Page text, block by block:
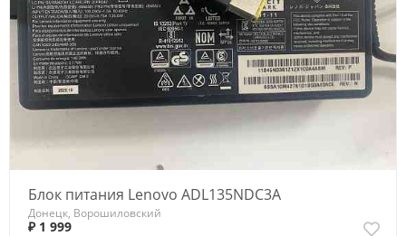
Блок питания Lenovo ADL135NDC3A
Донецк, Ворошиловский
₽ 1 999